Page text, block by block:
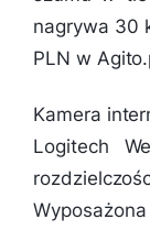
nagrywa 30
PLN w
Kamera
Logitech